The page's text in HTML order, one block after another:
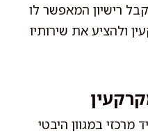
רישיון המאפשר לו
ולהציע את שירותיו
במגוון היבטי